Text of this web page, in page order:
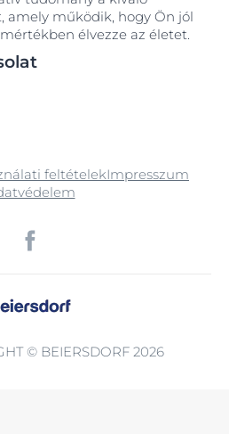
amely működik, hogy Ön jól
élvezze az életet.
feltételekImpresszum
© BEIERSDORF 2026